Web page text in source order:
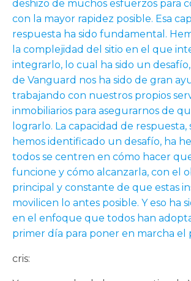
deshizo de muchos esfuerzos para
con la mayor rapidez posible. Esa
respuesta ha sido fundamental.
la complejidad del sitio en el que
integrarlo, lo cual ha sido un
de Vanguard nos ha sido de gran
trabajando con nuestros propios
inmobiliarios para asegurarnos de
lograrlo. La capacidad de
hemos identificado un desafío, ha
todos se centren en cómo hacer
funcione y cómo alcanzarla, con el
principal y constante de que estas
movilicen lo antes posible. Y eso ha
en el enfoque que todos han
primer día para poner en marcha el
cris: